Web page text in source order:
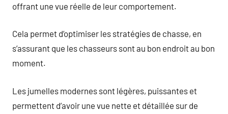
offrant une vue réelle de leur comportement.
Cela permet d’optimiser les stratégies de chasse, en
s’assurant que les chasseurs sont au bon endroit au bon
moment.
Les jumelles modernes sont légères, puissantes et
permettent d’avoir une vue nette et détaillée sur de